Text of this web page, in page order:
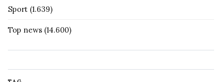
Sport (1.639)
Top news (14.600)